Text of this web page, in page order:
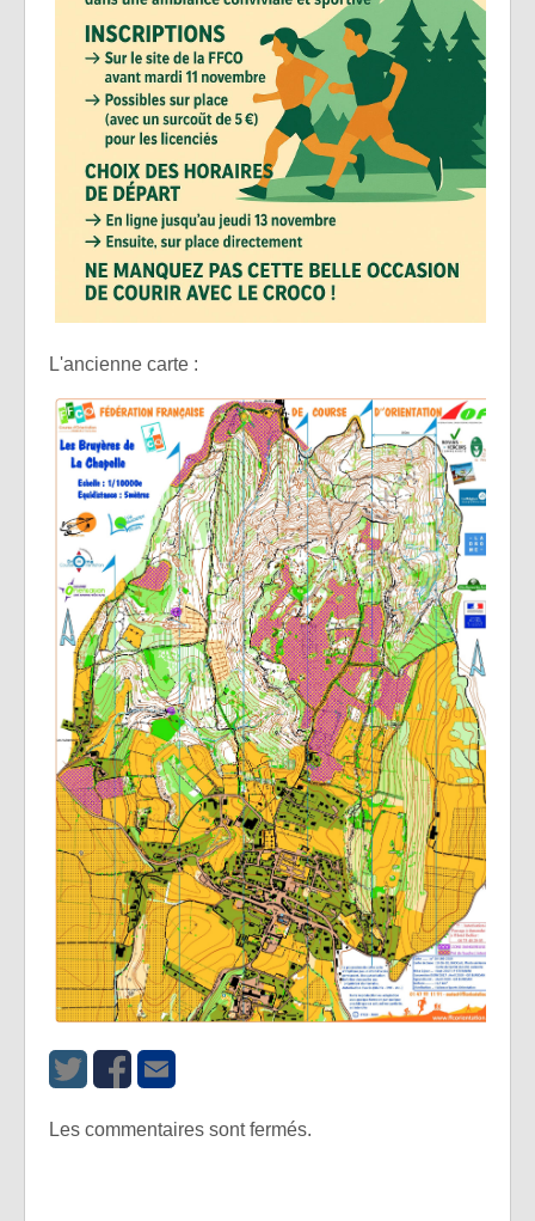
L'ancienne carte :
Les commentaires sont fermés.